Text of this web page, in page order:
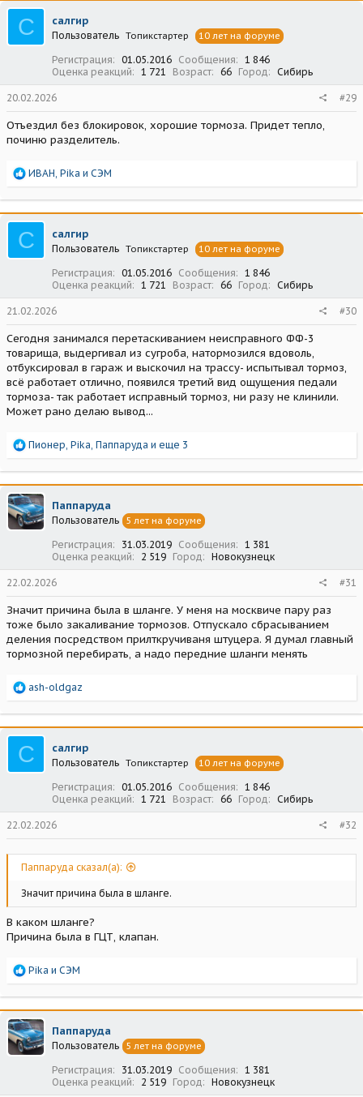
ц
и
и
С салгир
Пользователь Топикстартер 10 лет на форуме
Регистрация 01.05.2016 Сообщения
1 846
Оценка реакций
1 721 Возраст 66 Город Сибирь
20.02.2026 #29
Отъездил без блокировок, хорошие тормоза. Придет тепло,
починю разделитель.
Р
а
к
ц
и
и
ИВАН, Pika и СЭМ
С салгир
Пользователь Топикстартер 10 лет на форуме
Регистрация 01.05.2016 Сообщения
1 846
Оценка реакций
1 721 Возраст 66 Город Сибирь
21.02.2026 #30
Сегодня занимался перетаскиванием неисправного ФФ-3
товарища, выдергивал из сугроба, натормозился вдоволь,
отбуксировал в гараж и выскочил на трассу- испытывал тормоз,
всё работает отлично, появился третий вид ощущения педали
тормоза- так работает исправный тормоз, ни разу не клинили.
Может рано делаю вывод...
Р
а
к
ц
и
и
Пионер, Pika, Паппаруда и еще 3
Паппаруда
Пользователь 5 лет на форуме
Регистрация 31.03.2019 Сообщения
1 381
Оценка реакций
2 519 Город Новокузнецк
22.02.2026 #31
Значит причина была в шланге. У меня на москвиче пару раз
тоже было закаливание тормозов. Отпускало сбрасыванием
деления посредством прилткручиваня штуцера. Я думал главный
тормозной перебирать, а надо передние шланги менять
Р
а
к
ц
и
и
ash-oldgaz
С салгир
Пользователь Топикстартер 10 лет на форуме
Регистрация 01.05.2016 Сообщения
1 846
Оценка реакций
1 721 Возраст 66 Город Сибирь
22.02.2026 #32
Паппаруда сказал(а):
Значит причина была в шланге.
В каком шланге?
Причина была в ГЦТ, клапан.
Р
а
к
ц
и
и
Pika и СЭМ
Паппаруда
Пользователь 5 лет на форуме
Регистрация 31.03.2019 Сообщения
1 381
Оценка реакций
2 519 Город Новокузнецк